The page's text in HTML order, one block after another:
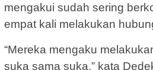
mengakui sudah sering
empat kali melakukan
“Mereka mengaku
suka sama suka,” kata